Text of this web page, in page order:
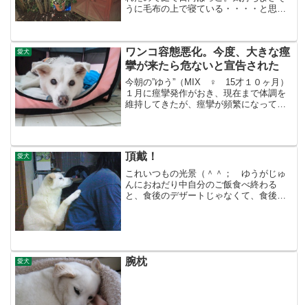
うに毛布の上で寝ている・・・・と思っ
性があるので普通の行動ではあります
が、この後・・・・・動...
愛犬
ワンコ容態悪化。今度、大きな痙
攣が来たら危ないと宣告された
今朝の”ゆう”（MIX ♀ 15才１０ヶ月）
１月に痙攣発作がおき、現在まで体調を
維持してきたが、痙攣が頻繁になってき
査をしたところ...
愛犬 頂戴！
これいつもの光景（＾＾； ゆうがじゅ
んにおねだり中自分のご飯食べ終わる
と、食後のデザートじゃなくて、食後の
愛犬 腕枕